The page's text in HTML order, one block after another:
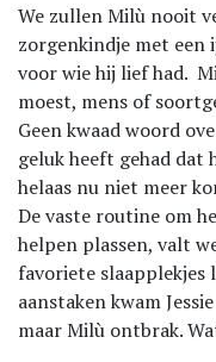
We zullen Milù nooit
zorgenkindje met een
voor wie hij lief had.
moest, mens of
Geen kwaad woord
geluk heeft gehad dat
helaas nu niet meer
De vaste routine om
helpen plassen, valt
favoriete slaapplekjes
aanstaken kwam
maar Milù ontbrak.